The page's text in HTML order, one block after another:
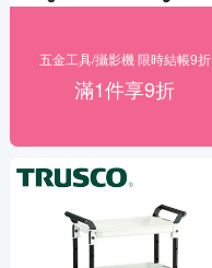
五金工具/攝影機 限時結帳9折
滿1件享9折